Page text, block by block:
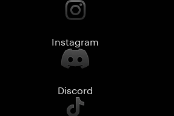
Instagram
Discord